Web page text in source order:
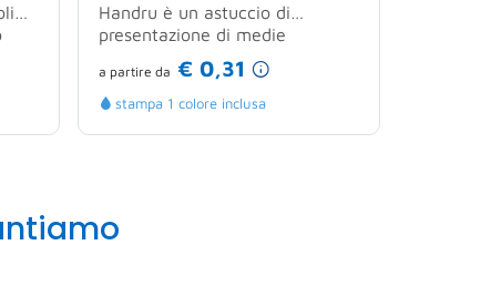
Handru è un astuccio di
presentazione di medie
dimensioni realizzato in cartone
riciclato con...
a partire da € 0,31
stampa 1 colore inclusa